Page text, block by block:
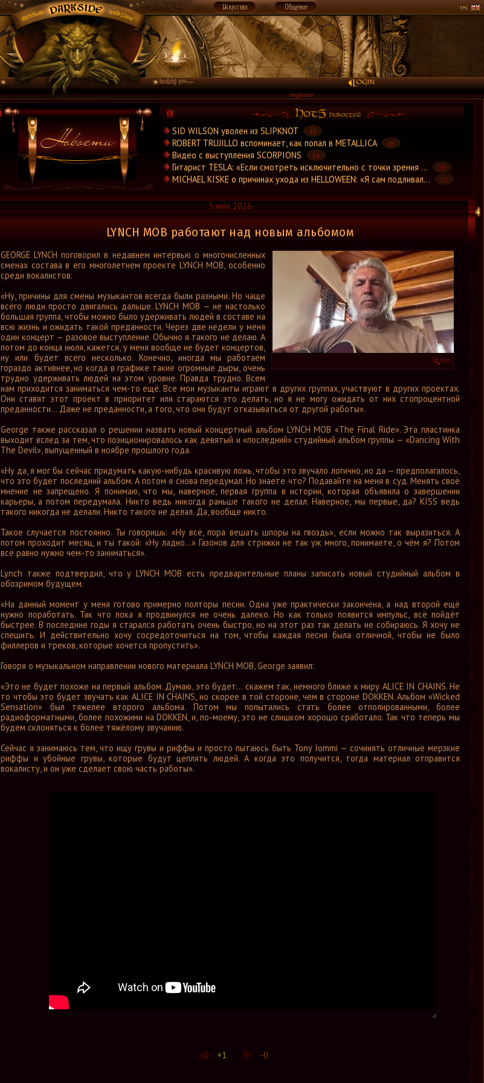
×
Новости
Новости.Рус
Видео
Концерты
Репортажи
Рецензии
Интервью
Стили
Графика
Ссылки
Контакты
SID WILSON уволен из SLIPKNOT 49
ROBERT TRUJILLO вспоминает, как попал в METALLICA 45
Видео с выступления SCORPIONS 36
Гитарист TESLA: «Если смотреть исключительно с точки зрения ... 28
MICHAEL KISKE о причинах ухода из HELLOWEEN: «Я сам подливал... 27
3 июн 2026
LYNCH MOB работают над новым альбомом
GEORGE LYNCH поговорил в недавнем интервью о многочисленных
сменах состава в его многолетнем проекте LYNCH MOB, особенно
среди вокалистов:
«Ну, причины для смены музыкантов всегда были разными. Но чаще
всего люди просто двигались дальше. LYNCH MOB — не настолько
большая группа, чтобы можно было удерживать людей в составе на
всю жизнь и ожидать такой преданности. Через две недели у меня
один концерт — разовое выступление. Обычно я такого не делаю. А
потом до конца июля, кажется, у меня вообще не будет концертов,
ну или будет всего несколько. Конечно, иногда мы работаем
гораздо активнее, но когда в графике такие огромные дыры, очень
трудно удерживать людей на этом уровне. Правда трудно. Всем
нам приходится заниматься чем-то ещё. Все мои музыканты играют в других группах, участвуют в других проектах.
Они ставят этот проект в приоритет или стараются это делать, но я не могу ожидать от них стопроцентной
преданности... Даже не преданности, а того, что они будут отказываться от другой работы».
George также рассказал о решении назвать новый концертный альбом LYNCH MOB «The Final Ride». Эта пластинка
выходит вслед за тем, что позиционировалось как девятый и «последний» студийный альбом группы — «Dancing With
The Devil», выпущенный в ноябре прошлого года.
«Ну да, я мог бы сейчас придумать какую-нибудь красивую ложь, чтобы это звучало логично, но да — предполагалось,
что это будет последний альбом. А потом я снова передумал. Но знаете что? Подавайте на меня в суд. Менять своё
мнение не запрещено. Я понимаю, что мы, наверное, первая группа в истории, которая объявила о завершении
карьеры, а потом передумала. Никто ведь никогда раньше такого не делал. Наверное, мы первые, да? KISS ведь
такого никогда не делали. Никто такого не делал. Да, вообще никто.
Такое случается постоянно. Ты говоришь: «Ну всё, пора вешать шпоры на гвоздь», если можно так выразиться. А
потом проходит месяц, и ты такой: «Ну ладно...» Газонов для стрижки не так уж много, понимаете, о чём я? Потом
всё равно нужно чем-то заниматься».
Lynch также подтвердил, что у LYNCH MOB есть предварительные планы записать новый студийный альбом в
обозримом будущем.
«На данный момент у меня готово примерно полторы песни. Одна уже практически закончена, а над второй ещё
нужно поработать. Так что пока я продвинулся не очень далеко. Но как только появится импульс, всё пойдёт
быстрее. В последние годы я старался работать очень быстро, но на этот раз так делать не собираюсь. Я хочу не
спешить. И действительно хочу сосредоточиться на том, чтобы каждая песня была отличной, чтобы не было
филлеров и треков, которые хочется пропустить».
Говоря о музыкальном направлении нового материала LYNCH MOB, George заявил:
«Это не будет похоже на первый альбом. Думаю, это будет... скажем так, немного ближе к миру ALICE IN CHAINS. Не
то чтобы это будет звучать как ALICE IN CHAINS, но скорее в той стороне, чем в стороне DOKKEN. Альбом «Wicked
Sensation» был тяжелее второго альбома. Потом мы попытались стать более отполированными, более
радиоформатными, более похожими на DOKKEN, и, по-моему, это не слишком хорошо сработало. Так что теперь мы
будем склоняться к более тяжёлому звучанию.
Сейчас я занимаюсь тем, что ищу грувы и риффы и просто пытаюсь быть Tony Iommi — сочинять отличные мерзкие
риффы и убойные грувы, которые будут цеплять людей. А когда это получится, тогда материал отправится
вокалисту, и он уже сделает свою часть работы».
+1 -0